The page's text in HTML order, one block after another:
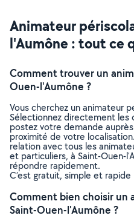
Animateur
l'Aumône : tout ce
Comment trouver un
Ouen-l'Aumône ?
Vous cherchez un animateur
Sélectionnez directement les
postez votre demande
proximité de votre
relation avec tous les
et particuliers, à Saint-Ouen-
répondre rapidement.
C’est gratuit, simple et
Comment bien choisir un
Saint-Ouen-l'Aumône ?